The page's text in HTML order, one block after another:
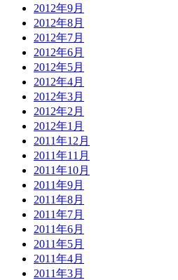
2012年9月
2012年8月
2012年7月
2012年6月
2012年5月
2012年4月
2012年3月
2012年2月
2012年1月
2011年12月
2011年11月
2011年10月
2011年9月
2011年8月
2011年7月
2011年6月
2011年5月
2011年4月
2011年3月